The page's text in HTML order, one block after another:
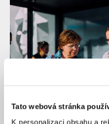
Tato webová stránka
K personalizaci obsahu a